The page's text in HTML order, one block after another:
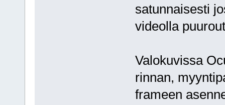
satunnaisesti
videolla
Valokuvissa
rinnan,
frameen